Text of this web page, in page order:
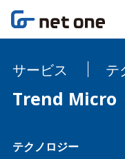
サービス テ
Trend Micro
テクノロジー